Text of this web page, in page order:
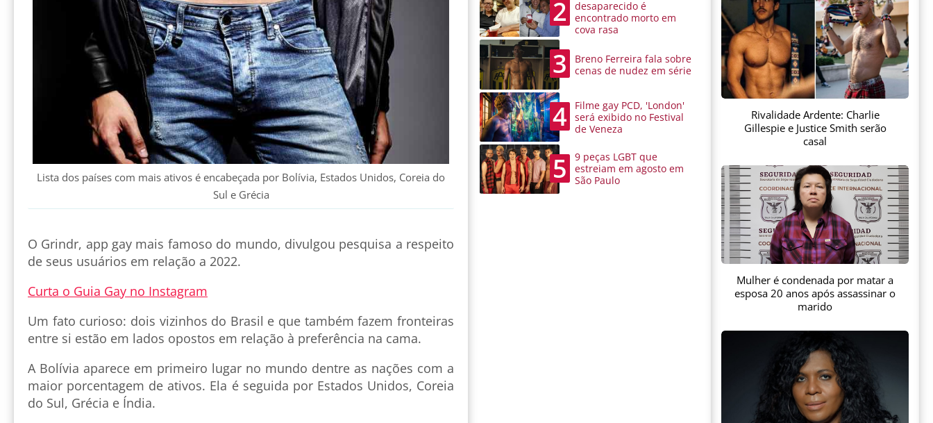
Lista dos países com mais ativos é encabeçada por Bolívia, Estados Unidos, Coreia do
Sul e Grécia
O Grindr, app gay mais famoso do mundo, divulgou pesquisa a respeito
de seus usuários em relação a 2022.
Curta o Guia Gay no Instagram
Um fato curioso: dois vizinhos do Brasil e que também fazem fronteiras
entre si estão em lados opostos em relação à preferência na cama.
A Bolívia aparece em primeiro lugar no mundo dentre as nações com a
maior porcentagem de ativos. Ela é seguida por Estados Unidos, Coreia
do Sul, Grécia e Índia.
2
desaparecido é
encontrado morto em
cova rasa
3
Breno Ferreira fala sobre
cenas de nudez em série
4
Filme gay PCD, 'London'
será exibido no Festival
de Veneza
5
9 peças LGBT que
estreiam em agosto em
São Paulo
Rivalidade Ardente: Charlie
Gillespie e Justice Smith serão
casal
Mulher é condenada por matar a
esposa 20 anos após assassinar o
marido